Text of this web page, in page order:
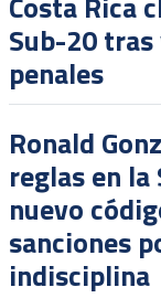
Sub-20
penales
Ronald
reglas en la
nuevo
sanciones
indisciplina